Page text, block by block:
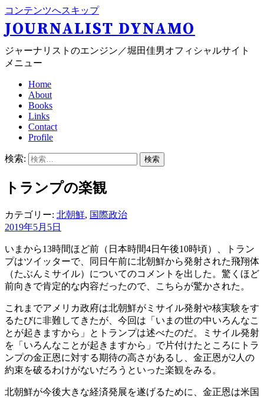
コンテンツへスキップ
JOURNALIST DYNAMO
ジャーナリストのエンジン／堀田佳男オフィシャルサイト
メニュー
Home
About
Books
Links
Contact
Profile
検索:
トランプの楽観
カテゴリー: 北朝鮮, 国際政治
2019年5月5日
いまから13時間ほど前（日本時間4日午後10時頃）、トラン
プはツイッターで、同日午前に北朝鮮から発射された飛翔体
（たぶんミサイル）についてのコメントを出した。驚くほど
前向きで肯定的な内容だったので、こちらが驚かされた。
これまでアメリカ政府は北朝鮮がミサイル発射や核実験をす
るたびに非難してきたが、今回は「いまの世の中いろんなこ
とが起きますから」とトランプは述べたのだ。ミサイル発射
を「いろんなことが起きますから」で片付けたところにトラ
ンプの金正恩に対する期待の高さがあるし、金正恩が2人の
約束を破るわけがないだろうといった楽観をみる。
北朝鮮が今後大きな経済発展を遂げるために、金正恩は米国